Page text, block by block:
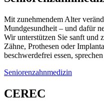
Mit zunehmendem Alter
Mundgesundheit – und dafür
Wir unterstützen Sie sanft und
Zähne, Prothesen oder
beschwerdefrei essen,
Seniorenzahnmedizin
CEREC